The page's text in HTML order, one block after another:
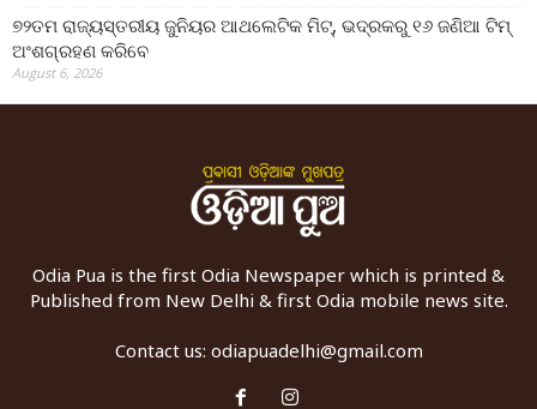
୭୨ତମ ରାଜ୍ୟସ୍ତରୀୟ ଜୁନିୟର ଆଥଲେଟିକ ମିଟ୍‌, ଭଦ୍ରକରୁ ୧୬ ଜଣିଆ ଟିମ୍
ଅଂଶଗ୍ରହଣ କରିବେ
August 6, 2026
Odia Pua is the first Odia Newspaper which is printed &
Published from New Delhi & first Odia mobile news site.
Contact us: odiapuadelhi@gmail.com